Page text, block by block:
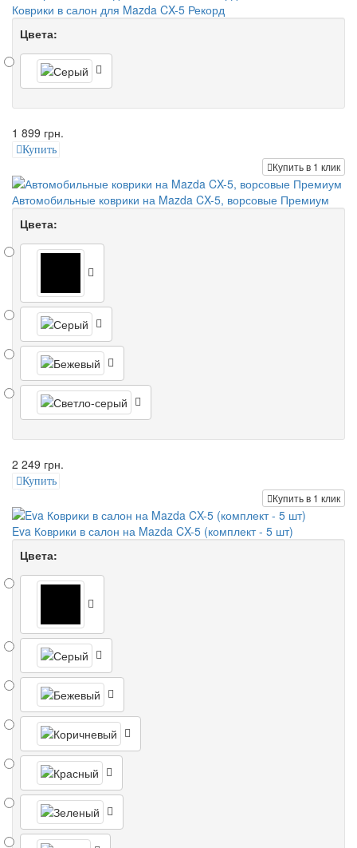
Коврики в салон для Mazda CX-5 Рекорд
Цвета:
1 899 грн.
Купить
Купить в 1 клик
Автомобильные коврики на Mazda CX-5, ворсовые Премиум
Цвета:
2 249 грн.
Купить
Купить в 1 клик
Eva Коврики в салон на Mazda CX-5 (комплект - 5 шт)
Цвета: